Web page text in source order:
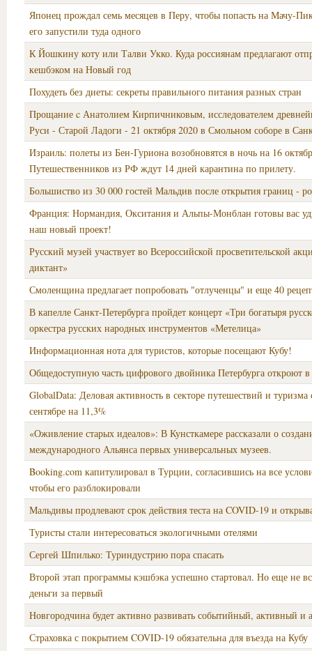
Японец прождал семь месяцев в Перу, чтобы попасть на Мачу-
его запустили туда одного
К Йошкину коту или Талви Укко. Куда россиянам предлагают
кешбэком на Новый год
Похудеть без диеты: секреты правильного питания разных стран
Прощание c Анатолием Кирпичниковым, исследователем
Руси - Старой Ладоги - 21 октября 2020 в Смольном соборе в
Израиль: полеты из Бен-Гуриона возобновятся в ночь на 16
Путешественников из РФ ждут 14 дней карантина по прилету.
Большиство из 30 000 гостей Мальдив после открытия границ -
Франция: Нормандия, Окситания и Альпы-Монблан готовы вас
наш новый проект!
Русский музей участвует во Всероссийской просветительской
диктант»
Смоленщина предлагает попробовать "отлученцы" и еще 40
В капелле Санкт-Петербурга пройдет концерт «Три богатыря
оркестра русских народных инструментов «Метелица»
Информационная нота для туристов, которые посещают Кубу!
Общедоступную часть цифрового двойника Петербурга откроют в
GlobalData: Деловая активность в секторе путешествий и туризма
сентябре на 11,3%
«Оживление старых идеалов»: В Кунсткамере рассказали о
международного Альянса первых универсальных музеев.
Booking.com капитулировал в Турции, согласившись на все
чтобы его разблокировали
Мальдивы продлевают срок действия теста на COVID-19 и
Туристы стали интересоваться экологичными отелями
Сергей Шпилько: Туриндустрию пора спасать
Второй этап программы кэшбэка успешно стартовал. Но еще не
деньги за первый
Новгородчина будет активно развивать событийный, активный и
Страховка с покрытием COVID-19 обязательна для въезда на Кубу